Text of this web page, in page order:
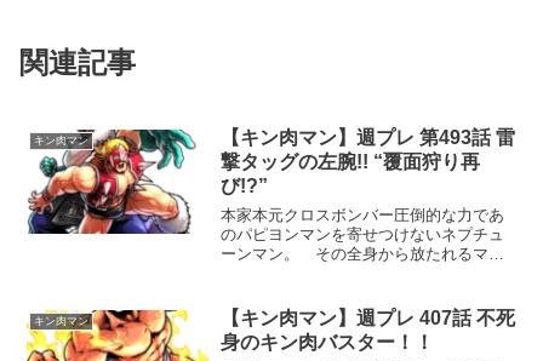
関連記事
キン肉マン
【キン肉マン】週プレ 第493話 雷
撃タッグの左腕!! “覆面狩り再
び!?”
本家本元クロスボンバー圧倒的な力であ
のパピヨンマンを寄せつけないネプチュ
ーンマン。 その全身から放たれるマグ
ていた。パピヨンマンのアバターに対
し、マグパを最大限に活...
キン肉マン
【キン肉マン】週プレ 407話 不死
身のキン肉バスター！！